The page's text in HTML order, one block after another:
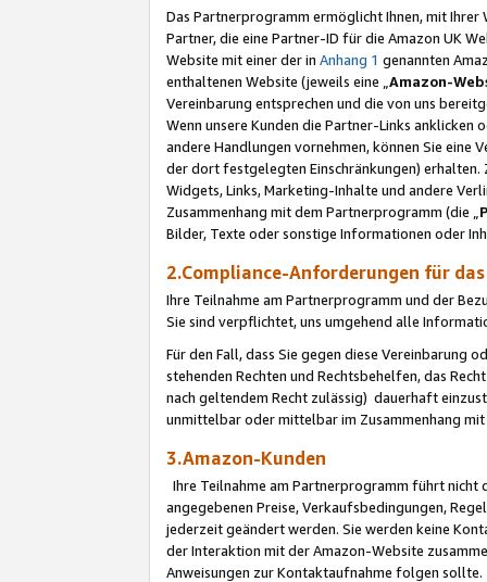
Das Partnerprogramm ermöglicht Ihnen, mit
Partner, die eine Partner-ID für die Amazon UK
Website mit einer der in Anhang 1 genannten
enthaltenen Website (jeweils eine „ Amazon-
Vereinbarung entsprechen und die von uns
Wenn unsere Kunden die Partner-Links
andere Handlungen vornehmen, können Sie
der dort festgelegten Einschränkungen)
Widgets, Links, Marketing-Inhalte und andere
Zusammenhang mit dem Partnerprogramm (die „
Bilder, Texte oder sonstige Informationen oder
2.Compliance-Anforderungen für
Ihre Teilnahme am Partnerprogramm und der
Sie sind verpflichtet, uns umgehend alle
Für den Fall, dass Sie gegen diese Vereinbarung
stehenden Rechten und Rechtsbehelfen, das
nach geltendem Recht zulässig) dauerhaft
unmittelbar oder mittelbar im Zusammenhang
3.Amazon-Kunden
Ihre Teilnahme am Partnerprogramm führt nicht
angegebenen Preise, Verkaufsbedingungen,
jederzeit geändert werden. Sie werden keine
der Interaktion mit der Amazon-Website
Anweisungen zur Kontaktaufnahme folgen sollte.